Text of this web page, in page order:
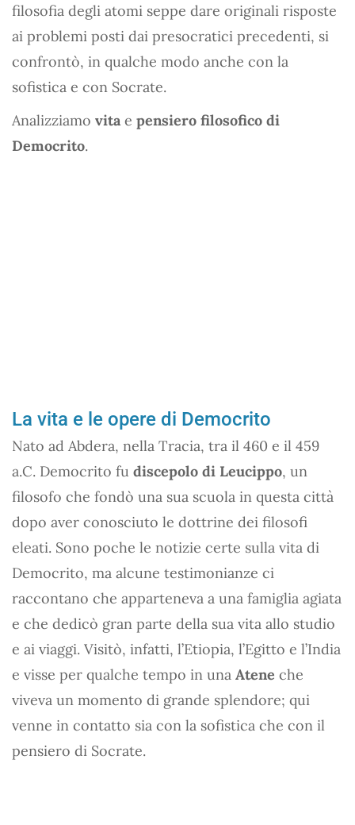
filosofia degli atomi seppe dare originali risposte
ai problemi posti dai presocratici precedenti, si
confrontò, in qualche modo anche con la
sofistica e con Socrate.
Analizziamo vita e pensiero filosofico di
Democrito.
La vita e le opere di Democrito
Nato ad Abdera, nella Tracia, tra il 460 e il 459
a.C. Democrito fu discepolo di Leucippo, un
filosofo che fondò una sua scuola in questa città
dopo aver conosciuto le dottrine dei filosofi
eleati. Sono poche le notizie certe sulla vita di
Democrito, ma alcune testimonianze ci
raccontano che apparteneva a una famiglia agiata
e che dedicò gran parte della sua vita allo studio
e ai viaggi. Visitò, infatti, l’Etiopia, l’Egitto e l’India
e visse per qualche tempo in una Atene che
viveva un momento di grande splendore; qui
venne in contatto sia con la sofistica che con il
pensiero di Socrate.